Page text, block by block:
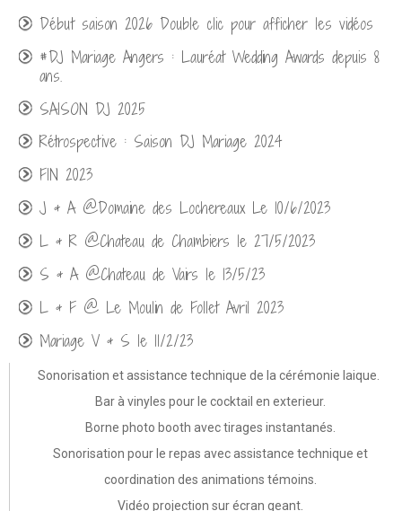
Début saison 2026 Double clic pour afficher les vidéos
#DJ Mariage Angers : Lauréat Wedding Awards depuis 8
ans.
SAISON DJ 2025
Rétrospective : Saison DJ Mariage 2024
FIN 2023
J & A @Domaine des Lochereaux Le 10/6/2023
L & R @Chateau de Chambiers le 27/5/2023
S & A @Chateau de Vairs le 13/5/23
L & F @ Le Moulin de Follet Avril 2023
Mariage V & S le 11/2/23
Mariage @Troglodyte des Falins 11/2022
Mariage @Domaine du Bois d'Andigné 09/2022
Mariage @Les Logis de Beaulieu 09/2022
Mariage @Domaine des Melletières 09/2022
Mariage @Chateau de Deffay 08/2022
Sonorisation et assistance technique de la cérémonie laique.
Bar à vinyles pour le cocktail en exterieur.
Borne photo booth avec tirages instantanés.
Sonorisation pour le repas avec assistance technique et
coordination des animations témoins.
Vidéo projection sur écran geant.